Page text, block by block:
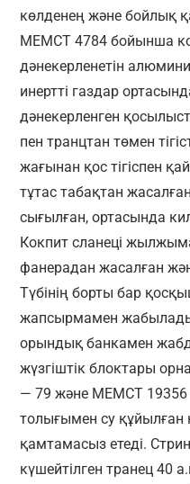
көлденең және бойлық
МЕМСТ 4784 бойынша
дәнекерленетін
инертті газдар
дәнекерленген
пен транцтан төмен
жағынан қос тігіспен
тұтас табақтан
сығылған, ортасында
Кокпит сланеці
фанерадан жасалған
Түбінің борты бар
жапсырмамен
орындық банкамен
жүзгіштік блоктары
— 79 және МЕМСТ 19356
толығымен су құйылған
қамтамасыз етеді.
күшейтілген транец 40